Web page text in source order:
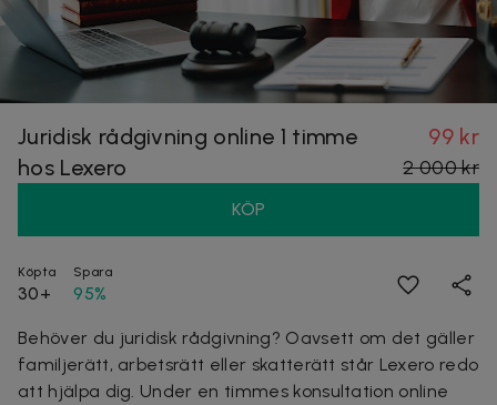
Juridisk rådgivning online 1 timme
hos Lexero
99 kr
2 000 kr
KÖP
Köpta
30+
Spara
95%
Behöver du juridisk rådgivning? Oavsett om det gäller
familjerätt, arbetsrätt eller skatterätt står Lexero redo
att hjälpa dig. Under en timmes konsultation online